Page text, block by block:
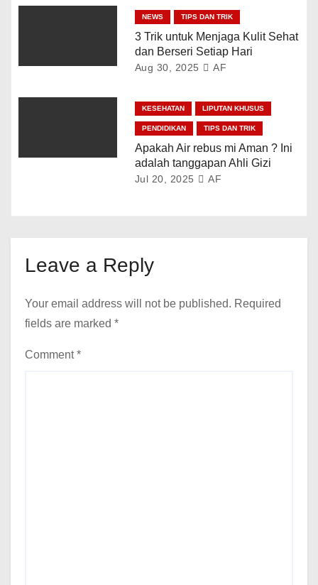
NEWS TIPS DAN TRIK
3 Trik untuk Menjaga Kulit Sehat
dan Berseri Setiap Hari
Aug 30, 2025 AF
KESEHATAN LIPUTAN KHUSUS
PENDIDIKAN TIPS DAN TRIK
Apakah Air rebus mi Aman ? Ini
adalah tanggapan Ahli Gizi
Jul 20, 2025 AF
Leave a Reply
Your email address will not be published. Required
fields are marked *
Comment*